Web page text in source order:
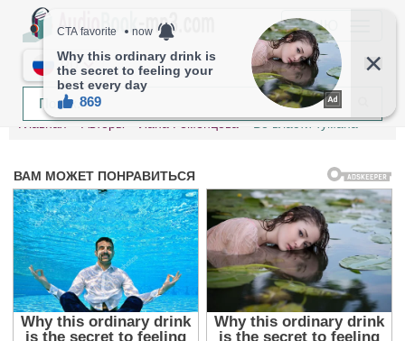
МЕНЮ
RU
Главная Авторы Лана Ременцова Во власти тумана